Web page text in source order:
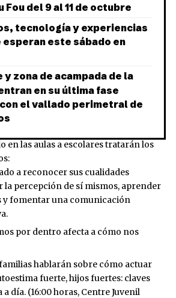
Fou del 9 al 11 de octubre
tecnología y experiencias
este sábado en
y zona de acampada de la
en su última fase
el vallado perimetral de
en las aulas a escolares tratarán los
a reconocer sus cualidades
la percepción de sí mismos, aprender
y fomentar una comunicación
por dentro afecta a cómo nos
hablarán sobre cómo actuar
fuerte, hijos fuertes: claves
día. (16:00 horas, Centre Juvenil